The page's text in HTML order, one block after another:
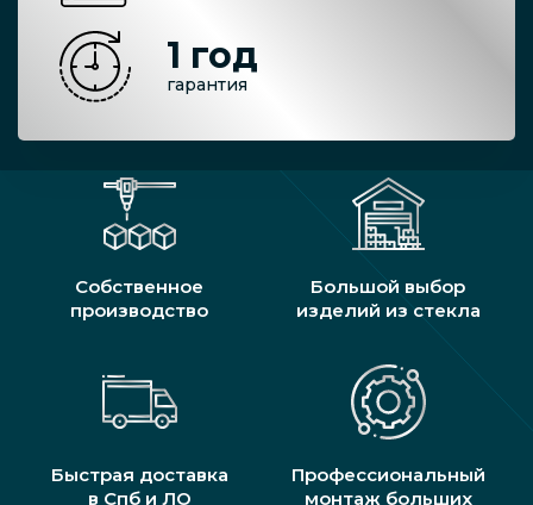
1 год
гарантия
Собственное
производство
Большой выбор
изделий из стекла
Быстрая доставка
в Спб и ЛО
Профессиональный
монтаж больших